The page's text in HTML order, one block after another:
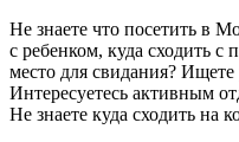
Не знаете что посетить в
с ребенком, куда сходить
место для свидания?
Интересуетесь активным
Не знаете куда сходить на